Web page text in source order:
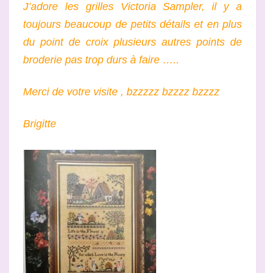
J’adore les grilles Victoria Sampler, il y a
toujours beaucoup de petits détails et en plus
du point de croix plusieurs autres points de
broderie pas trop durs à faire …..
Merci de votre visite , bzzzzz bzzzz bzzzz
Brigitte